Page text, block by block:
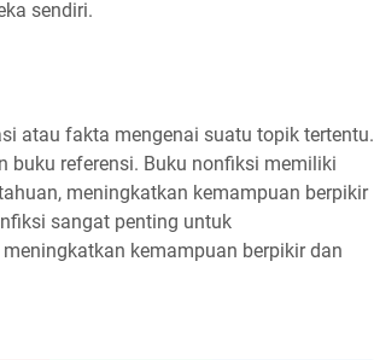
sendiri.
atau fakta mengenai suatu topik tertentu.
buku referensi. Buku nonfiksi memiliki
meningkatkan kemampuan berpikir
sangat penting untuk
kemampuan berpikir dan